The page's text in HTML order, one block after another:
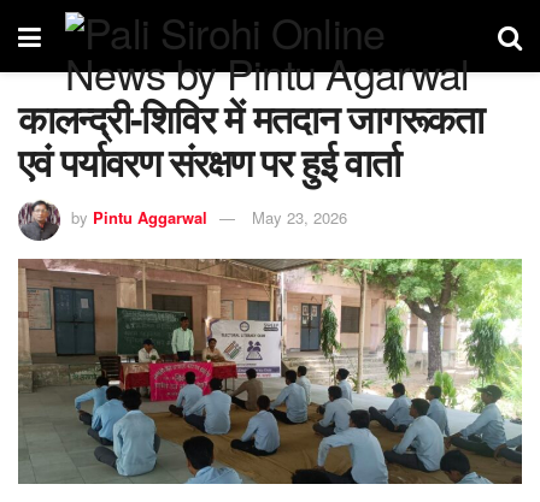
कालन्द्री-शिविर में मतदान जागरूकता
एवं पर्यावरण संरक्षण पर हुई वार्ता
by Pintu Aggarwal May 23, 2026